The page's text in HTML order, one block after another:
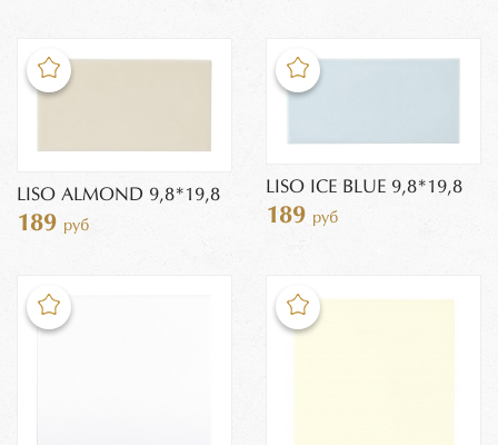
LISO ALMOND 9,8*19,8
189 руб
LISO ICE BLUE 9,8*19,8
189 руб